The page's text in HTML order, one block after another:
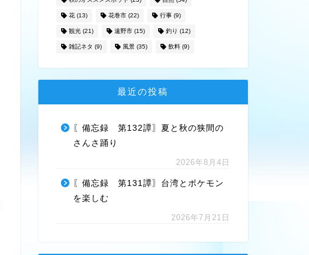
花(13) 花巻市(22) 行事(9)
観光(21) 遠野市(15) 釣り (12)
雑記ネタ (9) 風景(35) 飲料(9)
最近の投稿
〖備忘録 第132譚〗夏と秋の狭間の
さんさ踊り
2026年8月4日
〖備忘録 第131譚〗台湾とポケモン
を楽しむ
2026年7月21日